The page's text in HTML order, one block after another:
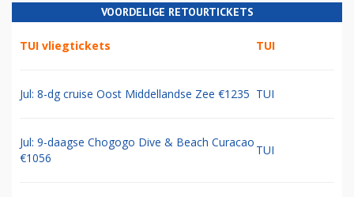
VOORDELIGE RETOURTICKETS
TUI vliegtickets TUI
Jul: 8-dg cruise Oost Middellandse Zee €1235 TUI
Jul: 9-daagse Chogogo Dive & Beach Curacao
€1056
TUI